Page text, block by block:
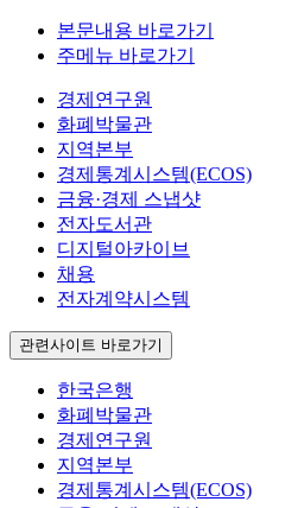
본문내용 바로가기
주메뉴 바로가기
경제연구원
화폐박물관
지역본부
경제통계시스템(ECOS)
금융·경제 스냅샷
전자도서관
디지털아카이브
채용
전자계약시스템
관련사이트 바로가기
한국은행
화폐박물관
경제연구원
지역본부
경제통계시스템(ECOS)